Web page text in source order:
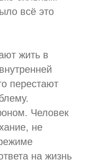
всё это
жить в
перестают
Человек
не
на жизнь